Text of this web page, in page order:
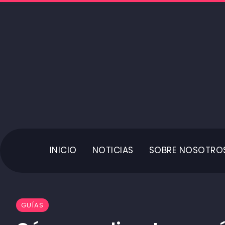
INICIO NOTICIAS SOBRE
GUÍAS